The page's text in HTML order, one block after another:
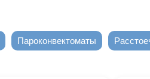
Пароконвектоматы